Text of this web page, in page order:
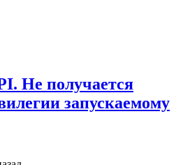
Не получается
запускаемому